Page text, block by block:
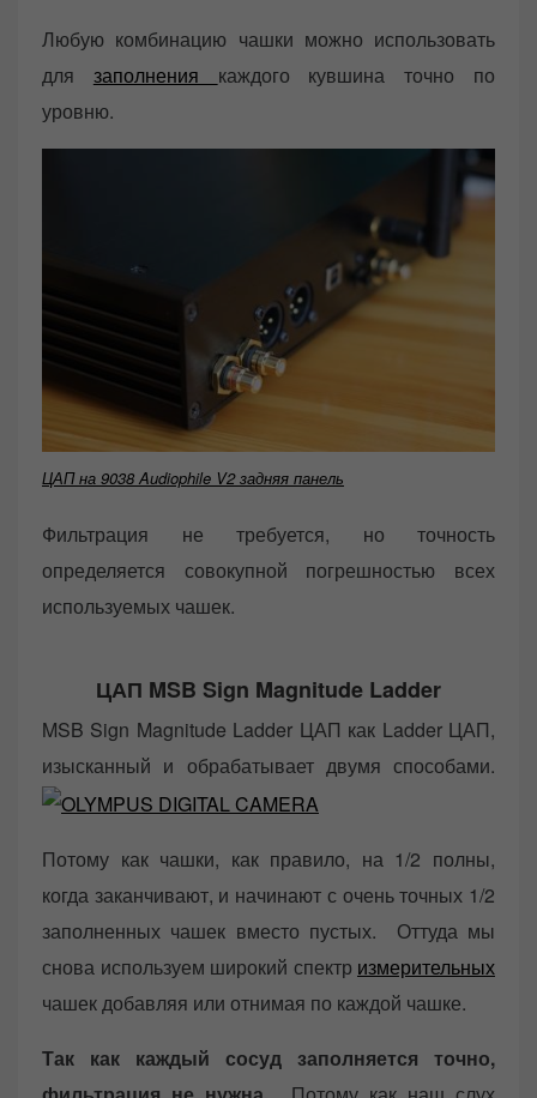
Любую комбинацию чашки можно использовать
для заполнения каждого кувшина точно по
уровню.
ЦАП на 9038 Audiophile V2 задняя панель
Фильтрация не требуется, но точность
определяется совокупной погрешностью всех
используемых чашек.
ЦАП MSB Sign Magnitude Ladder
MSB Sign Magnitude Ladder ЦАП как Ladder ЦАП,
изысканный и обрабатывает двумя способами.
Потому как чашки, как правило, на 1/2 полны,
когда заканчивают, и начинают с очень точных 1/2
заполненных чашек вместо пустых. Оттуда мы
снова используем широкий спектр измерительных
чашек добавляя или отнимая по каждой чашке.
Так как каждый сосуд заполняется точно,